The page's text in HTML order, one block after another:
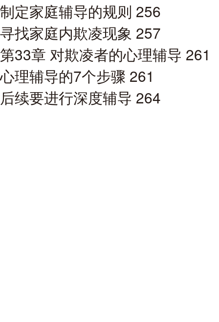
制定家庭辅导的规则 256
寻找家庭内欺凌现象 257
第33章 对欺凌者的心理辅导 261
心理辅导的7个步骤 261
后续要进行深度辅导 264